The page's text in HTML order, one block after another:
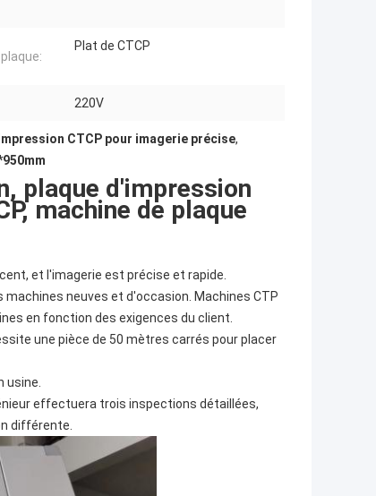
Plat de CTCP
220V
CTCP pour imagerie précise,
plaque d'impression
machine de plaque
et l'imagerie est précise et rapide.
neuves et d'occasion. Machines CTP
en fonction des exigences du client.
une pièce de 50 mètres carrés pour placer
usine.
effectuera trois inspections détaillées,
différente.